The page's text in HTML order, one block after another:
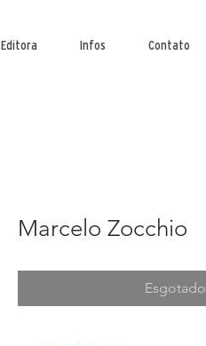
Editora Infos Contato
Marcelo Zocchio
Esgotado